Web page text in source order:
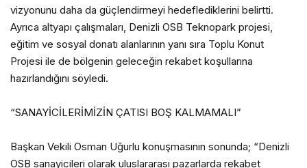
vizyonunu daha da güçlendirmeyi hedeflediklerini belirtti.
Ayrıca altyapı çalışmaları, Denizli OSB Teknopark projesi,
eğitim ve sosyal donatı alanlarının yanı sıra Toplu Konut
Projesi ile de bölgenin geleceğin rekabet koşullarına
hazırlandığını söyledi.
“SANAYİCİLERİMİZİN ÇATISI BOŞ KALMAMALI”
Başkan Vekili Osman Uğurlu konuşmasının sonunda; “Denizli
OSB sanayicileri olarak uluslararası pazarlarda rekabet